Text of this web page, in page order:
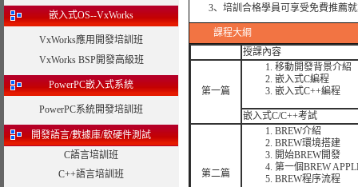
嵌入式OS--VxWorks
VxWorks應用開發培訓班
VxWorks BSP開發高級班
PowerPC嵌入式系統
PowerPC系統開發培訓班
開發語言/數據庫/軟硬件測試
C語言培訓班
C++語言培訓班
3、培訓合格學員可享受免費推薦就
課程大綱
授課內容
第一篇
移動開發背景介紹
嵌入式C編程
嵌入式C++編程
嵌入式C/C++考試
第二篇
BREW介紹
BREW環境搭建
開始BREW開發
第一個BREW
BREW程序流程